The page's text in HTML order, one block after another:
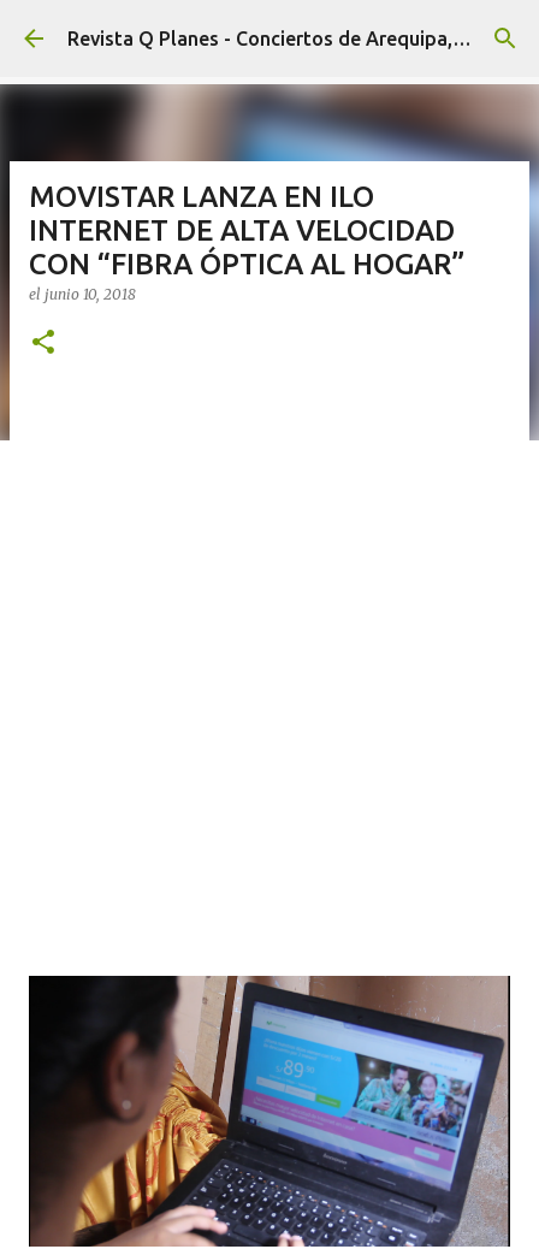
Ir al contenido principal Revista Q Planes - Conciertos de Arequipa, fiestas, eventos y Cultura
MOVISTAR LANZA EN ILO
INTERNET DE ALTA VELOCIDAD
CON “FIBRA ÓPTICA AL HOGAR”
el junio 10, 2018